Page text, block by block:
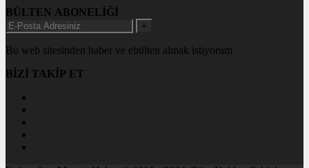
BÜLTEN ABONELİĞİ
+
Bu web sitesinden haber ve ebülten almak istiyorum
BİZİ TAKİP ET